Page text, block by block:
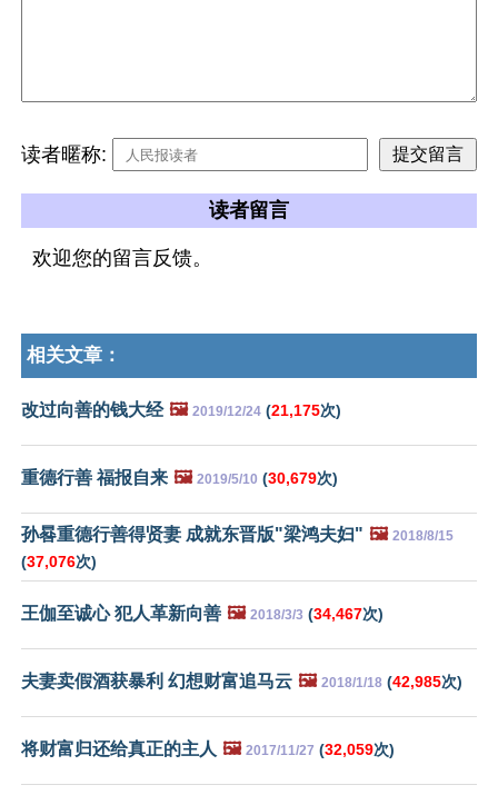
读者暱称:
读者留言
欢迎您的留言反馈。
相关文章：
改过向善的钱大经 🖼️ 2019/12/24 (21,175次)
重德行善 福报自来 🖼️ 2019/5/10 (30,679次)
孙晷重德行善得贤妻 成就东晋版"梁鸿夫妇" 🖼️ 2018/8/15
(37,076次)
王伽至诚心 犯人革新向善 🖼️ 2018/3/3 (34,467次)
夫妻卖假酒获暴利 幻想财富追马云 🖼️ 2018/1/18 (42,985次)
将财富归还给真正的主人 🖼️ 2017/11/27 (32,059次)